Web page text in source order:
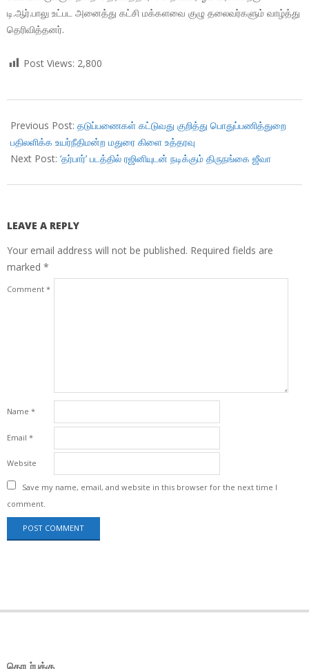
டி.ஆர்.பாலு உட்பட அனைத்து கட்சி மக்களவை குழு தலைவர்களும் வாழ்த்து
தெரிவித்தனர்.
Post Views: 2,800
06-
19
Previous Post: தடுப்பணைகள் கட்டுவது குறித்து பொதுப்பணித்துறை
பதிலளிக்க உயர்நீதிமன்ற மதுரை கிளை உத்தரவு
Next Post: ‘தர்பார்’ படத்தில் ரஜினியுடன் நடிக்கும் திருநங்கை ஜீவா
LEAVE A REPLY
Your email address will not be published. Required fields are
marked *
Comment *
Name *
Email *
Website
Save my name, email, and website in this browser for the next time I
comment.
தொடர்புக்கு